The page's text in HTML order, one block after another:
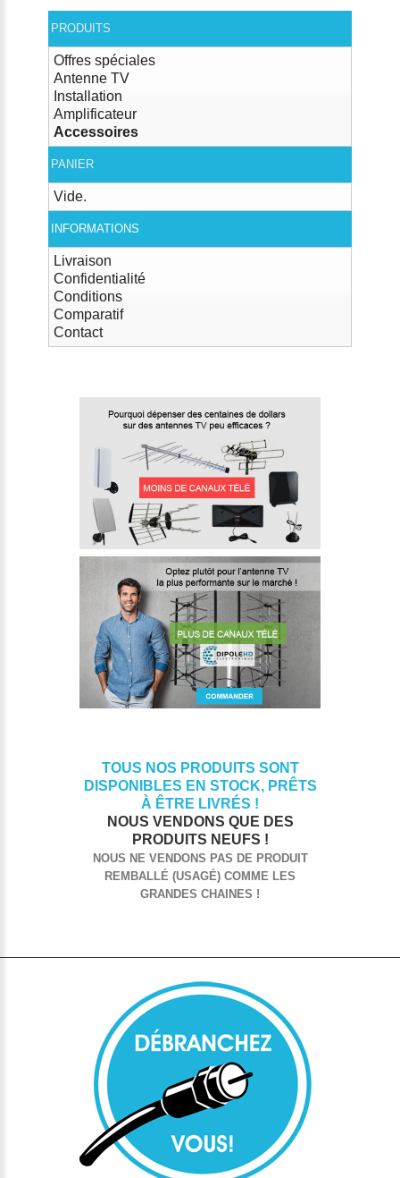
PRODUITS
Offres spéciales
Antenne TV
Installation
Amplificateur
Accessoires
PANIER
Vide.
INFORMATIONS
Livraison
Confidentialité
Conditions
Comparatif
Contact
TOUS NOS PRODUITS SONT
DISPONIBLES EN STOCK, PRÊTS
À ÊTRE LIVRÉS !
NOUS VENDONS QUE DES
PRODUITS NEUFS !
NOUS NE VENDONS PAS DE PRODUIT
REMBALLÉ (USAGÉ) COMME LES
GRANDES CHAINES !